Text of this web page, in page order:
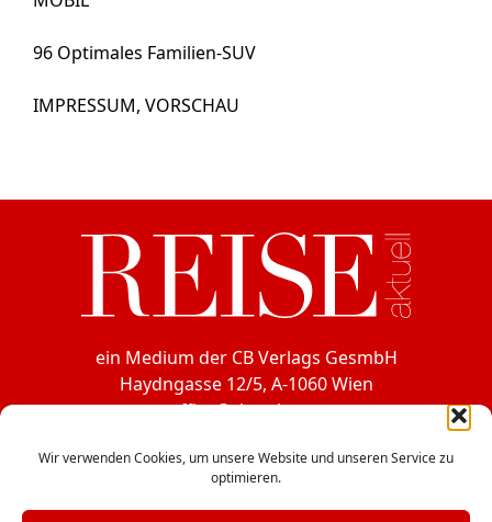
Wir verwenden Cookies, um unsere Website und unseren Service zu
optimieren.
96 Optimales Familien-SUV
IMPRESSUM, VORSCHAU
ein Medium der CB Verlags GesmbH
Haydngasse 12/5, A-1060 Wien
office@cbverlag.at
Fax +43-1-597 49 85-15